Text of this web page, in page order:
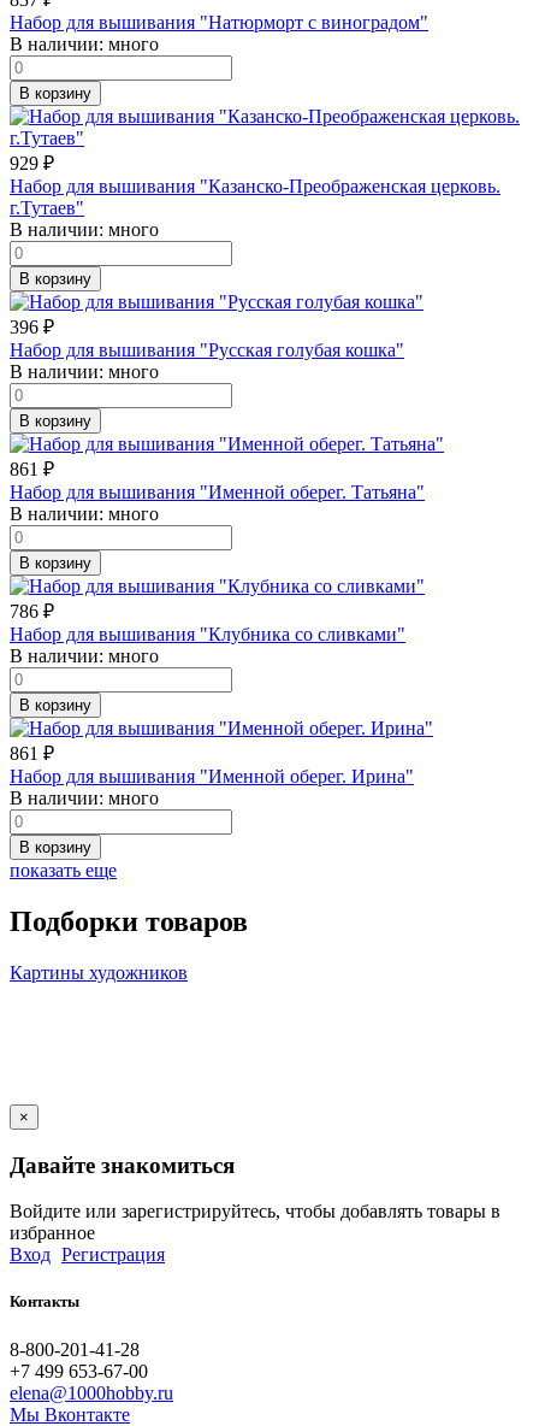
Набор для вышивания "Натюрморт с виноградом"
В наличии: много
В корзину
929 ₽
Набор для вышивания "Казанско-Преображенская церковь.
г.Тутаев"
В наличии: много
В корзину
396 ₽
Набор для вышивания "Русская голубая кошка"
В наличии: много
В корзину
861 ₽
Набор для вышивания "Именной оберег. Татьяна"
В наличии: много
В корзину
786 ₽
Набор для вышивания "Клубника со сливками"
В наличии: много
В корзину
861 ₽
Набор для вышивания "Именной оберег. Ирина"
В наличии: много
В корзину
показать еще
Подборки товаров
Картины художников
×
Давайте знакомиться
Войдите или зарегистрируйтесь, чтобы добавлять товары в
избранное
Вход Регистрация
Контакты
8-800-201-41-28
+7 499 653-67-00
elena@1000hobby.ru
Мы Вконтакте